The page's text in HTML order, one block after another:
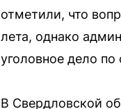
отметили, что
лета, однако
уголовное дело
В Свердловской